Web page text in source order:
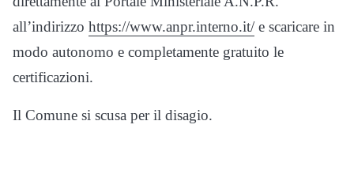
all’indirizzo https://www.anpr.interno.it/ e scaricare in
modo autonomo e completamente gratuito le
certificazioni.
Il Comune si scusa per il disagio.